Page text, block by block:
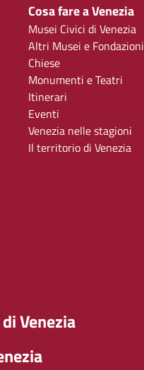
Cosa fare a Venezia
Musei Civici di Venezia
Altri Musei e Fondazioni
Chiese
Monumenti e Teatri
Itinerari
Eventi
Venezia nelle stagioni
Il territorio di Venezia
Venezia